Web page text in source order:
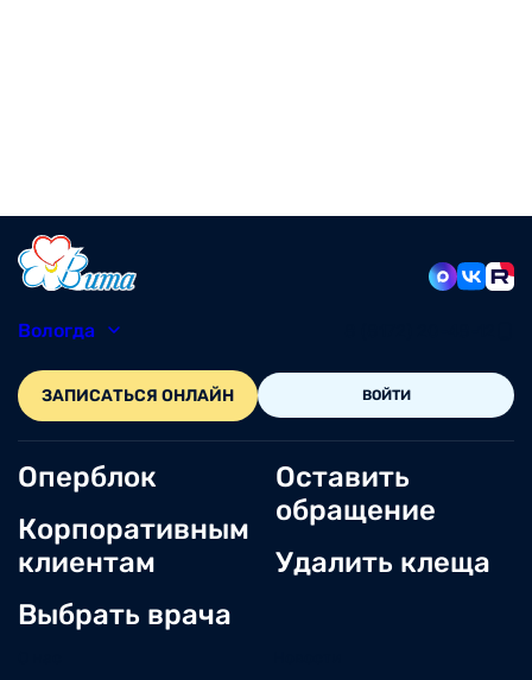
Вологда
ЗАПИСАТЬСЯ ОНЛАЙН ВОЙТИ
Оперблок
Корпоративным
клиентам
Выбрать врача
Оставить
обращение
Удалить клеща